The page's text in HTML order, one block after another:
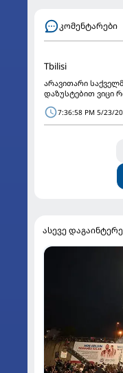
კომენტარები
Tbilisi
არავითარი
დაზუსტებით ვიცი
7:36:58 PM 5/23/
ასევე